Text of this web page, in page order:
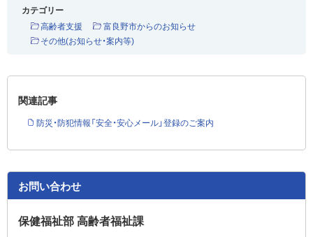
カテゴリー
高齢者支援
富良野市からのお知らせ
その他(お知らせ・案内等)
関連記事
防災・防犯情報「安全・安心メール」登録のご案内
お問い合わせ
保健福祉部 高齢者福祉課